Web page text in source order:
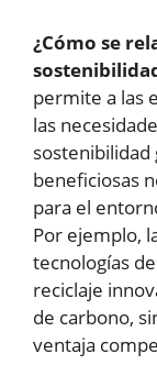
¿Cómo se
permite a las
las
sostenibilidad
beneficiosas
para el
Por ejemplo,
tecnologías
reciclaje
de carbono,
ventaja